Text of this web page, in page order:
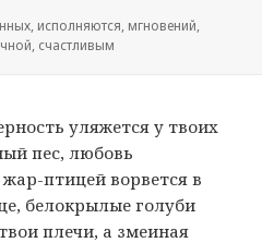
, исполняются, мгновений,
, счастливым
уляжется у твоих
пес, любовь
птицей ворвется в
белокрылые голуби
плечи, а змеиная